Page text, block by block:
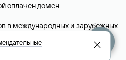
оплачен домен
в международных и зарубежных
в разделе «
».
сервиса